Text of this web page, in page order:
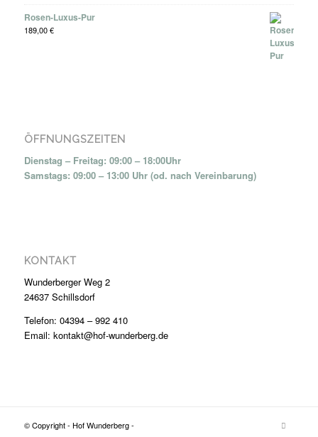
Rosen-Luxus-Pur
189,00€
ÖFFNUNGSZEITEN
Dienstag – Freitag: 09:00 – 18:00Uhr
Samstags: 09:00 – 13:00 Uhr (od. nach Vereinbarung)
KONTAKT
Wunderberger Weg 2
24637 Schillsdorf
Telefon: 04394 – 992 410
Email: kontakt@hof-wunderberg.de
© Copyright - Hof Wunderberg -